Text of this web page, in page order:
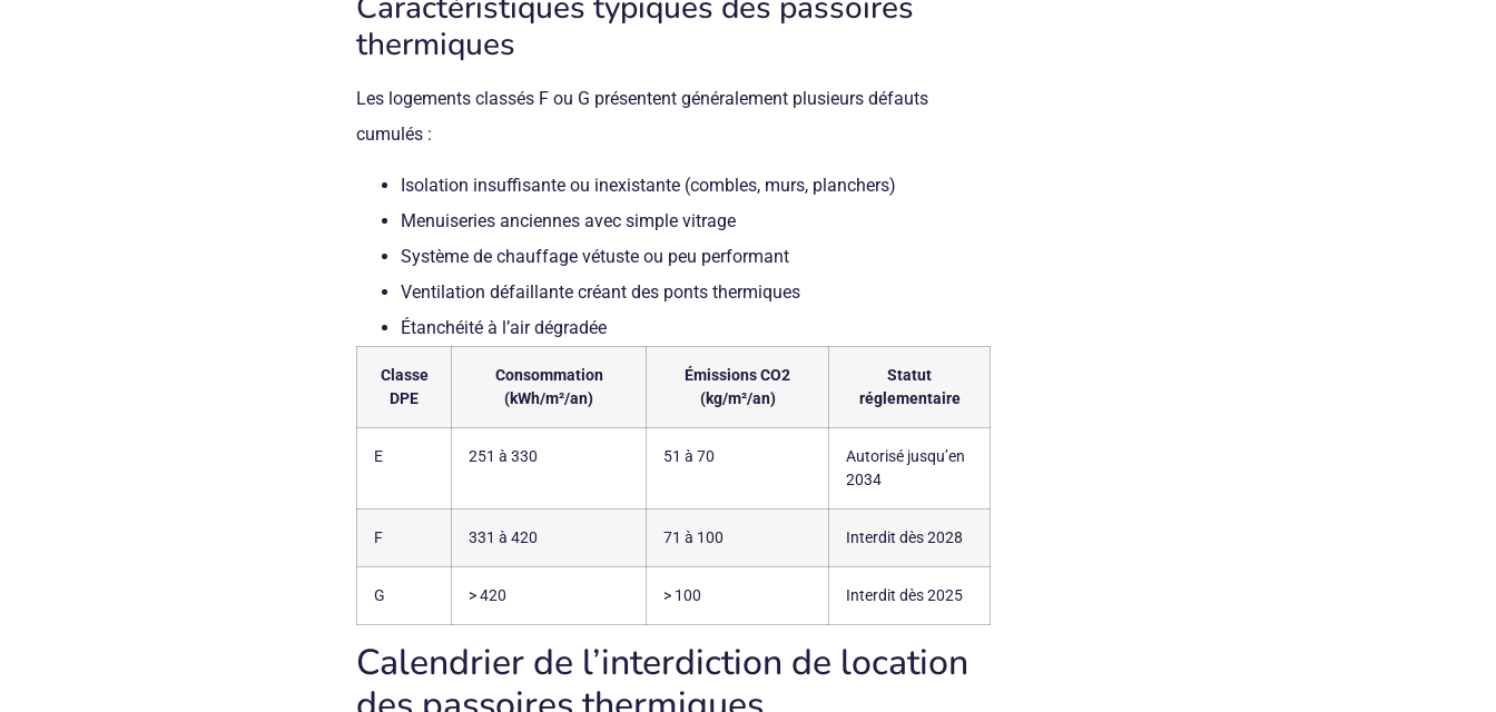
thermiques
Les logements classés F ou G présentent généralement plusieurs défauts
cumulés :
Isolation insuffisante ou inexistante (combles, murs, planchers)
Menuiseries anciennes avec simple vitrage
Système de chauffage vétuste ou peu performant
Ventilation défaillante créant des ponts thermiques
Étanchéité à l’air dégradée
Classe
DPE
Consommation
(kWh/m²/an)
Émissions CO2
(kg/m²/an)
Statut
réglementaire
E 251 à 330 51 à 70
Autorisé jusqu’en
2034
F 331 à 420 71 à 100 Interdit dès 2028
G > 420 > 100 Interdit dès 2025
Calendrier de l’interdiction de location